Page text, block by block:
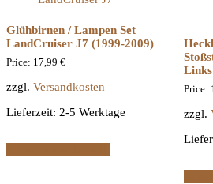
Glühbirnen / Lampen Set
LandCruiser J7 (1999-2009)
Price: 17,99 €
zzgl. Versandkosten
Lieferzeit: 2-5 Werktage
Links
Price:
zzgl.